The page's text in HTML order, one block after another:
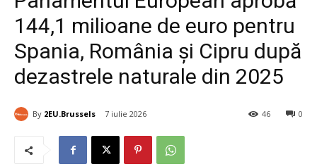
144,1 milioane de euro pentru
Spania, România și Cipru după
dezastrele naturale din 2025
By 2EU.Brussels 7 iulie 2026 0
46